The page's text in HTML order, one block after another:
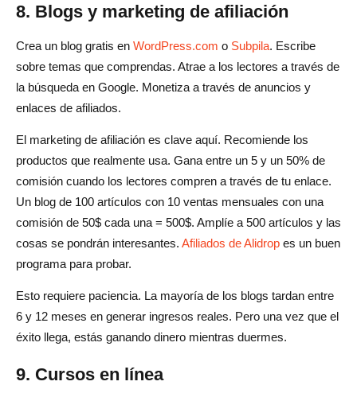
8. Blogs y marketing de afiliación
Crea un blog gratis en WordPress.com o Subpila. Escribe
sobre temas que comprendas. Atrae a los lectores a través de
la búsqueda en Google. Monetiza a través de anuncios y
enlaces de afiliados.
El marketing de afiliación es clave aquí. Recomiende los
productos que realmente usa. Gana entre un 5 y un 50% de
comisión cuando los lectores compren a través de tu enlace.
Un blog de 100 artículos con 10 ventas mensuales con una
comisión de 50$ cada una = 500$. Amplíe a 500 artículos y las
cosas se pondrán interesantes. Afiliados de Alidrop es un buen
programa para probar.
Esto requiere paciencia. La mayoría de los blogs tardan entre
6 y 12 meses en generar ingresos reales. Pero una vez que el
éxito llega, estás ganando dinero mientras duermes.
9. Cursos en línea